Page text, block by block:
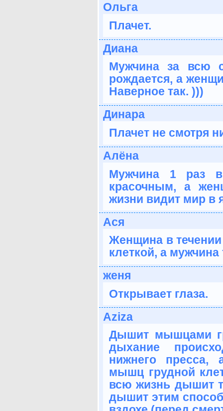
Ольга
Плачет.
Диана
Мужчина за всю
рождается, а
Наверное так. )))
Динара
Плачет не смотря
Алёна
Мужчина 1 раз
красочным, а
жизни видит мир в
Ася
Женщина в
клеткой, а
женя
Открывает глаза.
Aziza
Дышит мышцами
дыхание
нижнего пресса,
мышц грудной
всю жизнь дышит
дышит этим